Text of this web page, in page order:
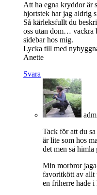
Att ha egna kryddor är
hjortstek har jag aldrig
Så kärleksfullt du
oss utan dom… vackra
sidebar hos mig.
Lycka till med
Anette
Svara
Tack för att du
är lite som hos
det men så
Min morbror
favoritkött av allt
en friherre hade